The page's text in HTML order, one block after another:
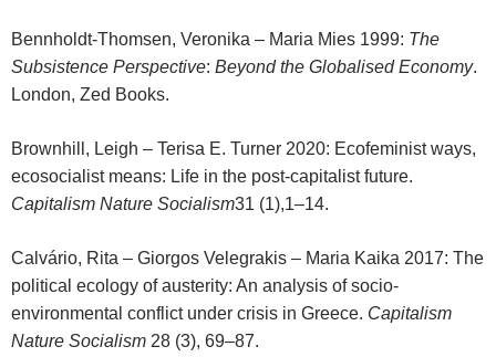
Bennholdt-Thomsen, Veronika – Maria Mies 1999: The
Subsistence Perspective: Beyond the Globalised Economy.
London, Zed Books.
Brownhill, Leigh – Terisa E. Turner 2020: Ecofeminist ways,
ecosocialist means: Life in the post-capitalist future.
Capitalism Nature Socialism31 (1),1–14.
Calvário, Rita – Giorgos Velegrakis – Maria Kaika 2017: The
political ecology of austerity: An analysis of socio-
environmental conflict under crisis in Greece. Capitalism
Nature Socialism 28 (3), 69–87.